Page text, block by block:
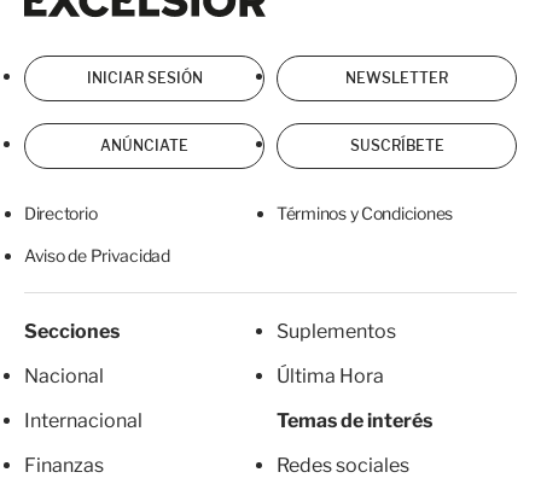
INICIAR SESIÓN NEWSLETTER
ANÚNCIATE SUSCRÍBETE
Directorio Términos y Condiciones
Aviso de Privacidad
Secciones
Nacional
Internacional
Finanzas
Suplementos
Última Hora
Temas de interés
Redes sociales